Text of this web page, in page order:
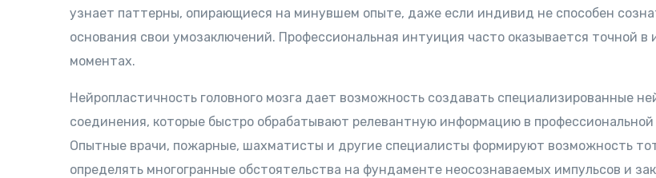
узнает паттерны, опирающиеся на минувшем опыте, даже если индивид не способен
основания свои умозаключений. Профессиональная интуиция часто оказывается точной в
моментах.
Нейропластичность головного мозга дает возможность создавать специализированные
соединения, которые быстро обрабатывают релевантную информацию в профессиональной
Опытные врачи, пожарные, шахматисты и другие специалисты формируют возможность
определять многогранные обстоятельства на фундаменте неосознаваемых импульсов и